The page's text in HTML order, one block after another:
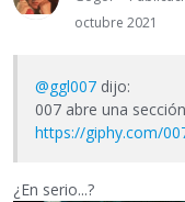
octubre 2021
@ggl007 dijo:
007 abre una
https://giphy.com/
¿En serio...?